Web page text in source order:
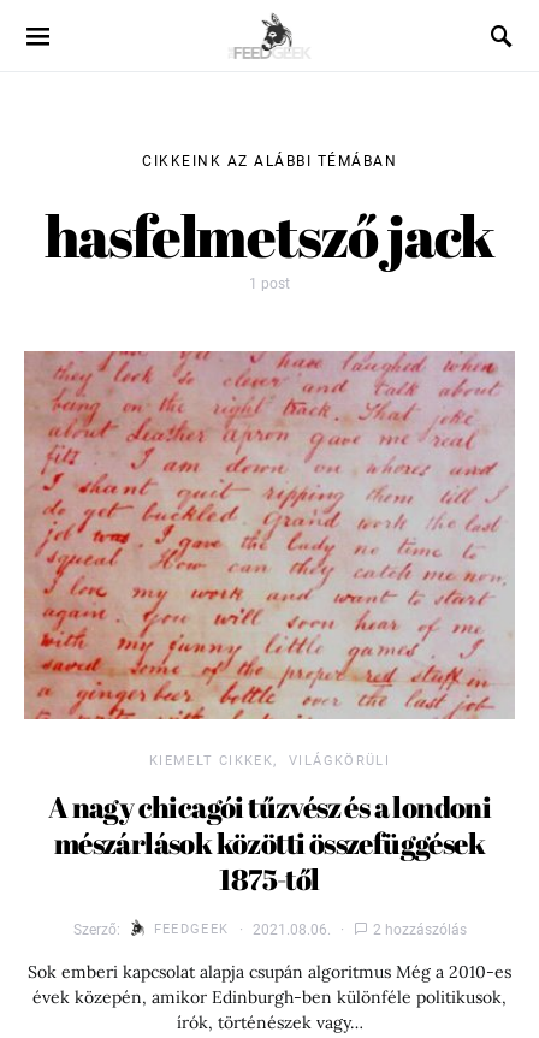
CIKKEINK AZ ALÁBBI TÉMÁBAN
hasfelmetsző jack
1 post
KIEMELT CIKKEK VILÁGKÖRÜLI
A nagy chicagói tűzvész és a londoni
mészárlások közötti összefüggések
1875-től
Szerző: FEEDGEEK 2021.08.06. 2 hozzászólás
Sok emberi kapcsolat alapja csupán algoritmus Még a 2010-es
évek közepén, amikor Edinburgh-ben különféle politikusok,
írók, történészek vagy…